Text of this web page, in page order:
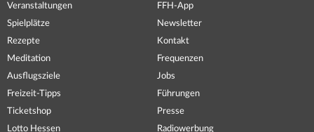
Veranstaltungen
Spielplätze
Rezepte
Meditation
Ausflugsziele
Freizeit-Tipps
Ticketshop
Lotto Hessen
FFH-App
Newsletter
Kontakt
Frequenzen
Jobs
Führungen
Presse
Radiowerbung